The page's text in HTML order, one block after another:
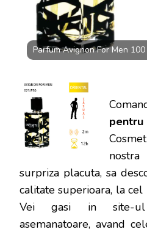
Parfum Avignon For Men
surpriza placuta, sa
calitate superioara, la cel
Vei gasi in site-ul
asemanatoare, avand